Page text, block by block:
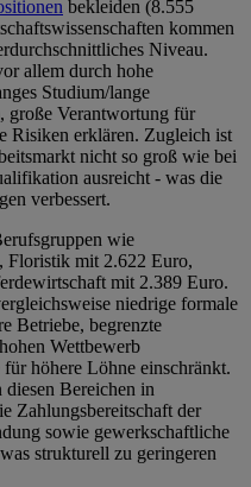
bekleiden (8.555
kommen
Niveau.
allem durch hohe
Studium/lange
große Verantwortung für
Risiken erklären. Zugleich ist
nicht so groß wie bei
ausreicht - was die
verbessert.
wie
mit 2.622 Euro,
mit 2.389 Euro.
niedrige formale
Betriebe, begrenzte
Wettbewerb
höhere Löhne einschränkt.
Bereichen in
Zahlungsbereitschaft der
sowie gewerkschaftliche
strukturell zu geringeren